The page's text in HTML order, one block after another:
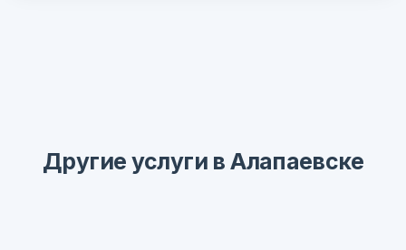
Другие услуги в Алапаевске